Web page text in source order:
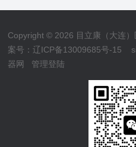
Copyright © 2026 目立康（大连
案号：辽ICP备13009685号-15
器网
管理登陆